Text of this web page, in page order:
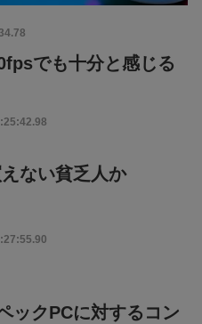
でも十分と感じる
ない貧乏人か
ックPCに対するコン